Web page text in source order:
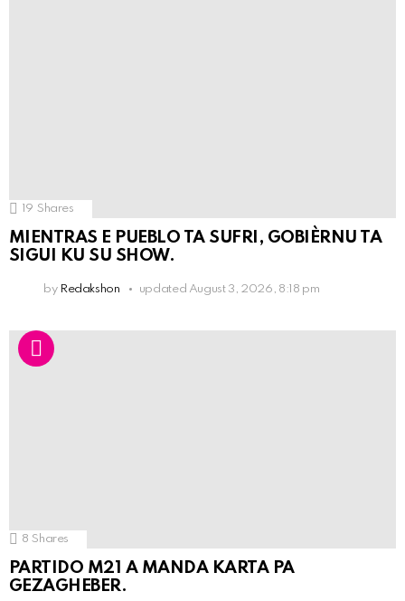
19 Shares
MIENTRAS E PUEBLO TA SUFRI, GOBIÈRNU TA
SIGUI KU SU SHOW.
by Redakshon updated August 3, 2026, 8:18 pm
8 Shares
PARTIDO M21 A MANDA KARTA PA
GEZAGHEBER.